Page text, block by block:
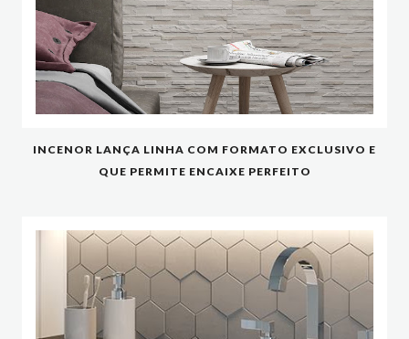
INCENOR LANÇA LINHA COM FORMATO EXCLUSIVO E
QUE PERMITE ENCAIXE PERFEITO